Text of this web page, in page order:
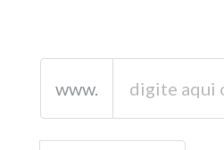
www.